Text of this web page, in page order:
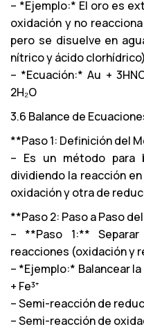
– *Ejemplo:* El oro es
oxidación y no
pero se disuelve en
nítrico y ácido
– *Ecuación:* Au +
2H₂O
3.6 Balance de
**Paso 1: Definición del
– Es un método para
dividiendo la reacción
oxidación y otra de
**Paso 2: Paso a Paso
– **Paso 1:**
reacciones (oxidación y
– *Ejemplo:* Balancear la
+ Fe³⁺
– Semi-reacción de
– Semi-reacción de